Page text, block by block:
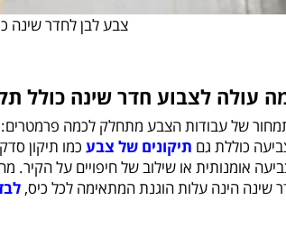
צבע לבן לחדר שינה
עולה לצבוע חדר שינה כולל
של עבודות הצבע מתחלק לכמה
כוללת גם תיקונים של צבע כמו תיקון
אומנותית או שילוב של חיפויים על הקיר.
שינה הינה עלות הוגנת המתאימה לכל כיס,